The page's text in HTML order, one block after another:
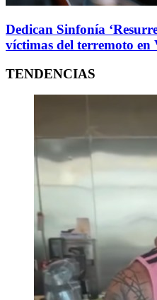
Dedican Sinfonía
víctimas del terremoto en
TENDENCIAS